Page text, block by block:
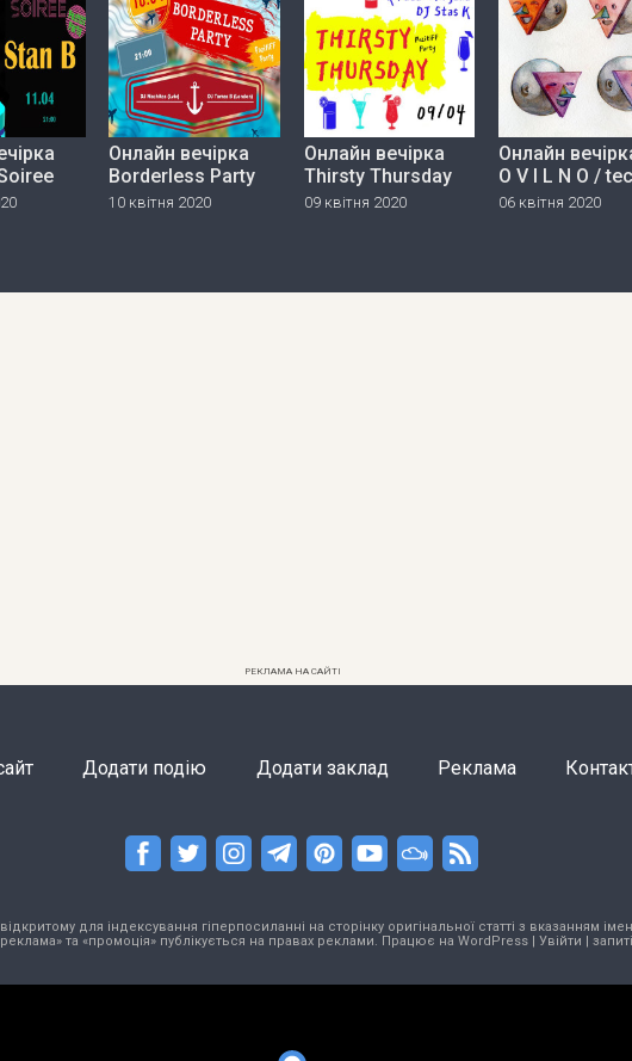
Онлайн вечірка
Borderless Party
10 квітня 2020
Онлайн вечірка
Thirsty Thursday
09 квітня 2020
Онлайн
O V I L N O /
06 квітня 2020
РЕКЛАМА НА САЙТІ
Додати подію Додати заклад Реклама
для індексування гіперпосиланні на сторінку оригінальної статті з вказанням
та «промоція» публікується на правах реклами. Працює на WordPress| Увійти |